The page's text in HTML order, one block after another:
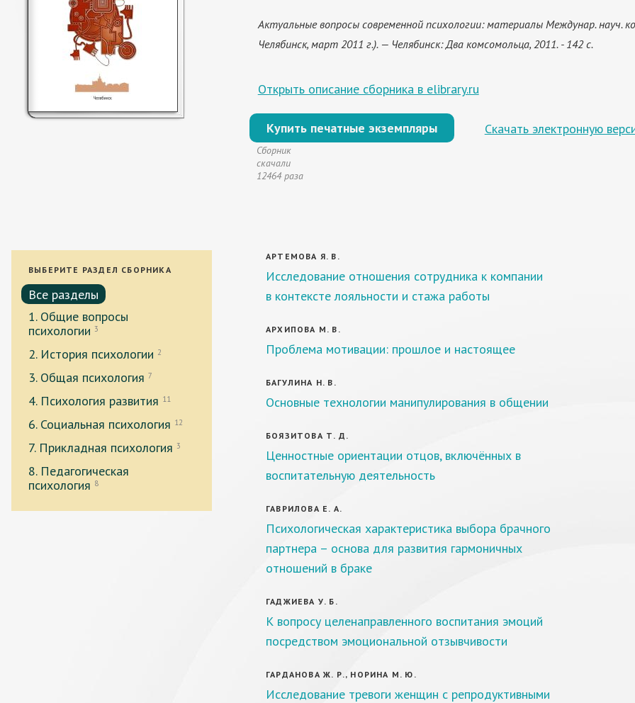
Актуальные вопросы современной психологии: материалы Междунар. науч.
Челябинск, март 2011 г.). — Челябинск: Два комсомольца, 2011. - 142 с.
Открыть описание сборника в elibrary.ru
Купить печатные экземпляры Скачать электронную
Сборник
скачали
12464 раза
ВЫБЕРИТЕ РАЗДЕЛ СБОРНИКА
Все разделы
1. Общие вопросы
психологии 3
2. История психологии 2
3. Общая психология 7
4. Психология развития 11
6. Социальная психология 12
7. Прикладная психология 3
8. Педагогическая
психология 8
АРТЕМОВА Я. В.
Исследование отношения сотрудника к компании
в контексте лояльности и стажа работы
АРХИПОВА М. В.
Проблема мотивации: прошлое и настоящее
БАГУЛИНА Н. В.
Основные технологии манипулирования в общении
БОЯЗИТОВА Т. Д.
Ценностные ориентации отцов, включённых в
воспитательную деятельность
ГАВРИЛОВА Е. А.
Психологическая характеристика выбора брачного
партнера – основа для развития гармоничных
отношений в браке
ГАДЖИЕВА У. Б.
К вопросу целенаправленного воспитания эмоций
посредством эмоциональной отзывчивости
ГАРДАНОВА Ж. Р., НОРИНА М. Ю.
Исследование тревоги женщин с репродуктивными